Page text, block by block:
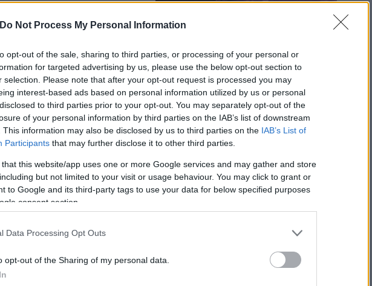
Do Not Process My Personal Information
opt-out of the sale, sharing to third parties, or processing of your personal or
for targeted advertising by us, please use the below opt-out section to
selection. Please note that after your opt-out request is processed you may
interest-based ads based on personal information utilized by us or personal
to third parties prior to your opt-out. You may separately opt-out of the
of your personal information by third parties on the IAB’s list of downstream
This information may also be disclosed by us to third parties on the IAB’s List of
Participants that may further disclose it to other third parties.
that this website/app uses one or more Google services and may gather and store
but not limited to your visit or usage behaviour. You may click to grant or
to Google and its third-party tags to use your data for below specified purposes
consent section.
Data Processing Opt Outs
opt-out of the Sharing of my personal data.
Μακρόν γεννήθηκε
απαλλάχθηκαν για τα 18
πρώτη κυρία της Γαλλίας
Ομάδα
Flash.gr